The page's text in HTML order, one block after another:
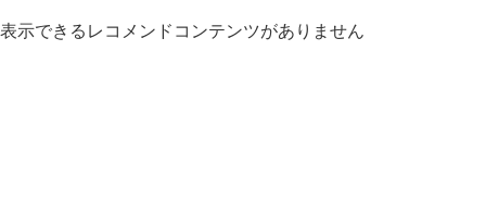
表示できるレコメンドコンテンツがありません